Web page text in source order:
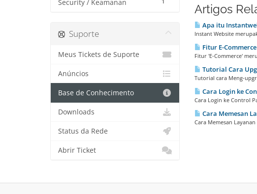
Security / Keamanan Artigos
Apa itu
Instant Website
Fitur E-Commerce
Fitur 'E-Commerce'
Tutorial Cara
Tutorial cara Meng-
Cara Login ke
Cara Login ke Control
Cara Memesan
Cara Memesan
Suporte
Meus Tickets de Suporte
Anúncios
Base de Conhecimento
Downloads
Status da Rede
Abrir Ticket